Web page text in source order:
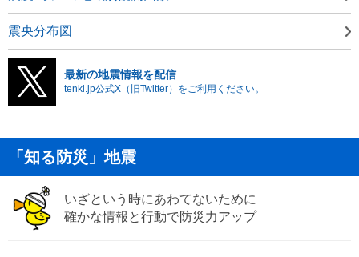
震央分布図
最新の地震情報を配信
tenki.jp公式X（旧Twitter）をご利用ください。
「知る防災」地震
いざという時にあわてないために
確かな情報と行動で防災力アップ